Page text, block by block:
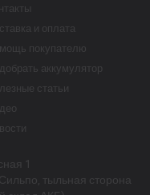
и оплата
покупателю
аккумулятор
статьи
1
тыльная сторона